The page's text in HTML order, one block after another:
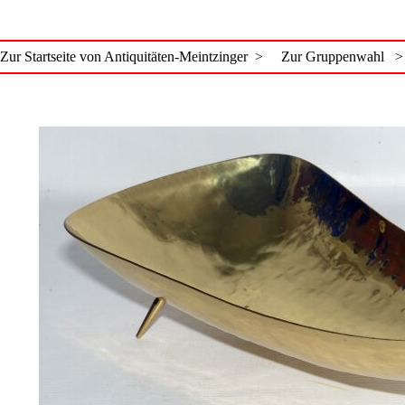
Zur Startseite von Antiquitäten-Meintzinger > Zur Gruppenwahl >